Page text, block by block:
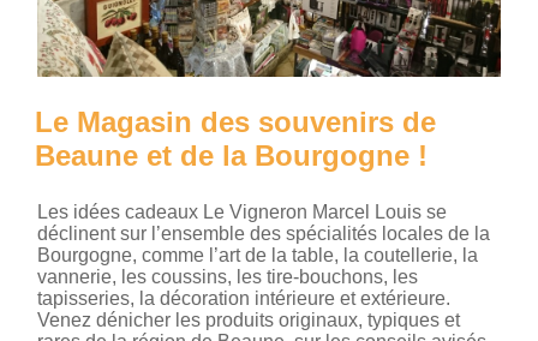
Le Magasin des souvenirs de
Beaune et de la Bourgogne !
Les idées cadeaux Le Vigneron Marcel Louis se
déclinent sur l’ensemble des spécialités locales de la
Bourgogne, comme l’art de la table, la coutellerie, la
vannerie, les coussins, les tire-bouchons, les
tapisseries, la décoration intérieure et extérieure.
Venez dénicher les produits originaux, typiques et